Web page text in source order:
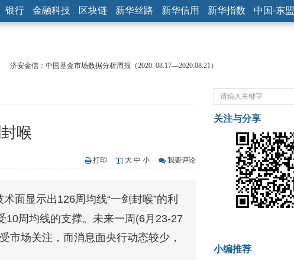
银行 金融科技 区块链 新华丝路 新华信用 新华指数 中国-东盟
济安金信：中国基金市场数据分析周报（2020. 08.17—2020.08.21）
济安金信：中国基金市场数据分析周报（2020. 07.27—2020.07.31）
【新华财经调查】同业存单、结构性存款玩起“跷跷板” 结构性失衡藏
央行公开市场净投放300亿元 短端资金利率明显下行
恒生聚源：北斗收官之星发射成功，全产业链解析
喉
打印 大 中 小 我要评论
面显示出126周均线“一剑封喉”的利
周均线的支撑。未来一周(6月23-27
市场关注，而消息面央行动态较少，
关注与分享
小编推荐